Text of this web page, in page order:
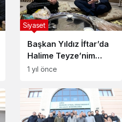
Başkan Yıldız İftar’da
Halime Teyze’nim
Misafiri Oldu
Siyaset
1 yıl önce